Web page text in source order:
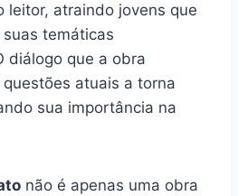
leitor, atraindo jovens que
temáticas
diálogo que a obra
atuais a torna
sua importância na
não é apenas uma obra